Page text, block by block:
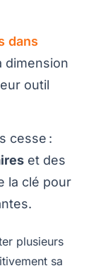
dans
dimension
outil
cesse :
et des
la clé pour
plusieurs
sa